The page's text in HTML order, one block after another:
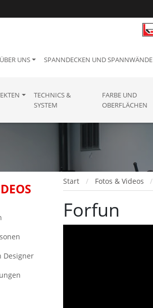
ÜBER UNS SPANNDECKEN UND SPANNWÄNDE
TECHNICS &
SYSTEM
FARBE UND
OBERFLÄCHEN
Designer
Start Fotos & Videos
Forfun